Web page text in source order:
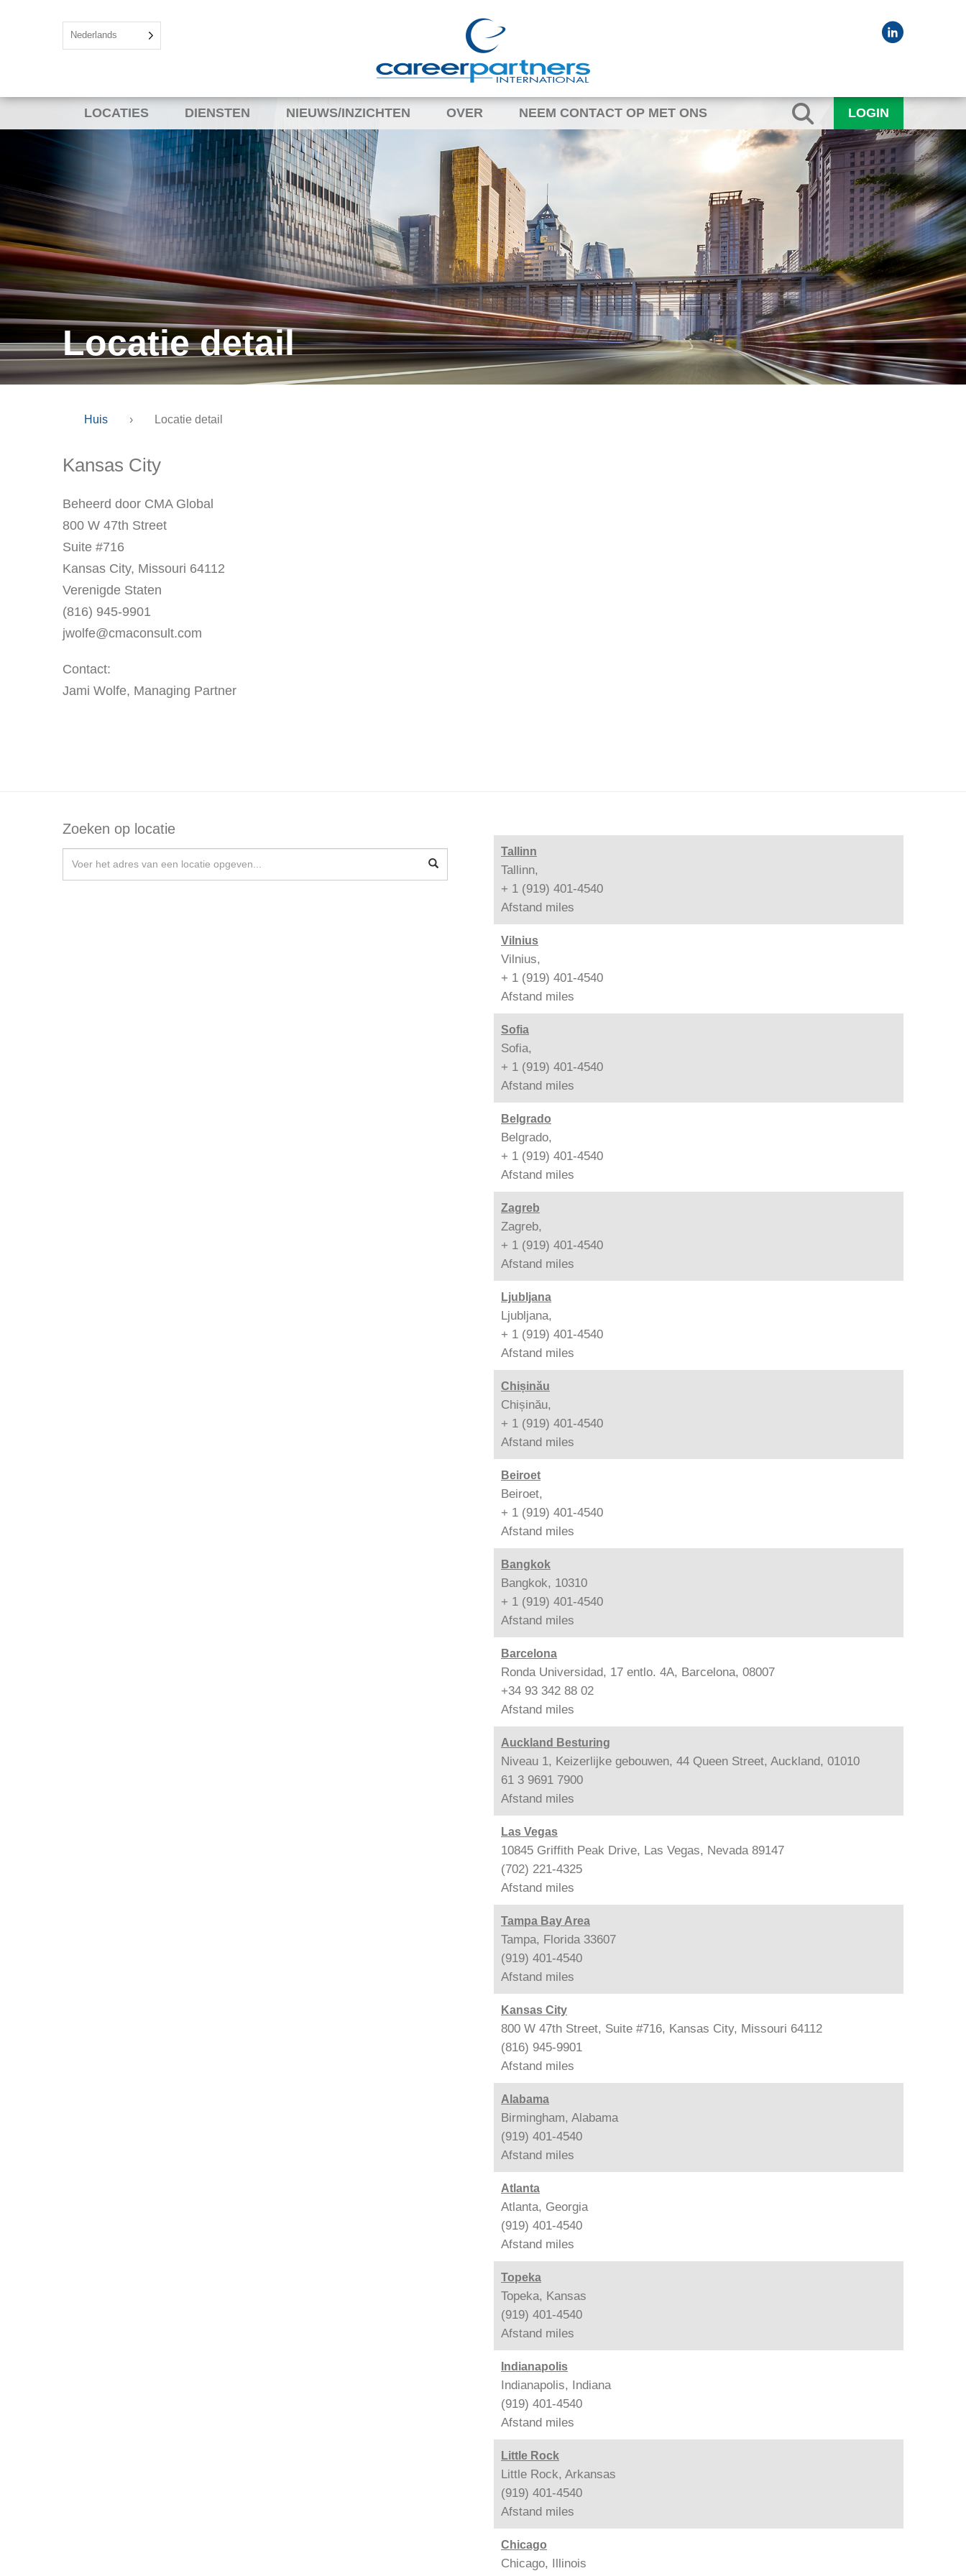
Nederlands
LOCATIES DIENSTEN NIEUWS/INZICHTEN OVER NEEM CONTACT OP MET ONS LOGIN
Locatie detail
Huis › Locatie detail
Kansas City
Beheerd door CMA Global
800 W 47th Street
Suite #716
Kansas City, Missouri 64112
Verenigde Staten
(816) 945-9901
jwolfe@cmaconsult.com
Contact:
Jami Wolfe, Managing Partner
Zoeken op locatie
Tallinn
Tallinn,
+ 1 (919) 401-4540
Afstand miles
Vilnius
Vilnius,
+ 1 (919) 401-4540
Afstand miles
Sofia
Sofia,
+ 1 (919) 401-4540
Afstand miles
Belgrado
Belgrado,
+ 1 (919) 401-4540
Afstand miles
Zagreb
Zagreb,
+ 1 (919) 401-4540
Afstand miles
Ljubljana
Ljubljana,
+ 1 (919) 401-4540
Afstand miles
Chișinău
Chișinău,
+ 1 (919) 401-4540
Afstand miles
Beiroet
Beiroet,
+ 1 (919) 401-4540
Afstand miles
Bangkok
Bangkok, 10310
+ 1 (919) 401-4540
Afstand miles
Barcelona
Ronda Universidad, 17 entlo. 4A, Barcelona, 08007
+34 93 342 88 02
Afstand miles
Auckland Besturing
Niveau 1, Keizerlijke gebouwen, 44 Queen Street, Auckland, 01010
61 3 9691 7900
Afstand miles
Las Vegas
10845 Griffith Peak Drive, Las Vegas, Nevada 89147
(702) 221-4325
Afstand miles
Tampa Bay Area
Tampa, Florida 33607
(919) 401-4540
Afstand miles
Kansas City
800 W 47th Street, Suite #716, Kansas City, Missouri 64112
(816) 945-9901
Afstand miles
Alabama
Birmingham, Alabama
(919) 401-4540
Afstand miles
Atlanta
Atlanta, Georgia
(919) 401-4540
Afstand miles
Topeka
Topeka, Kansas
(919) 401-4540
Afstand miles
Indianapolis
Indianapolis, Indiana
(919) 401-4540
Afstand miles
Little Rock
Little Rock, Arkansas
(919) 401-4540
Afstand miles
Chicago
Chicago, Illinois